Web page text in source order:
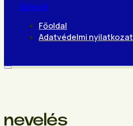
Hírlevél
Főoldal
Adatvédelmi nyilatkozat
nevelés